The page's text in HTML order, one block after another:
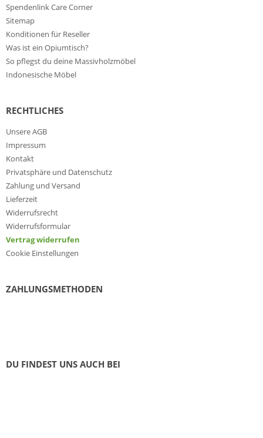
Spendenlink Care Corner
Sitemap
Konditionen für Reseller
Was ist ein Opiumtisch?
So pflegst du deine Massivholzmöbel
Indonesische Möbel
RECHTLICHES
Unsere AGB
Impressum
Kontakt
Privatsphäre und Datenschutz
Zahlung und Versand
Lieferzeit
Widerrufsrecht
Widerrufsformular
Vertrag widerrufen
Cookie Einstellungen
ZAHLUNGSMETHODEN
DU FINDEST UNS AUCH BEI